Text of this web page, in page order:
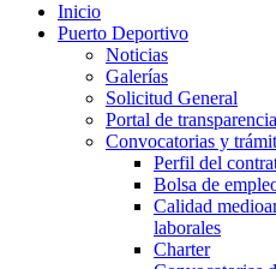
Inicio
Puerto Deportivo
Noticias
Galerías
Solicitud General
Portal de transparencia
Convocatorias y
Perfil del
Bolsa de
Calidad
laborales
Charter